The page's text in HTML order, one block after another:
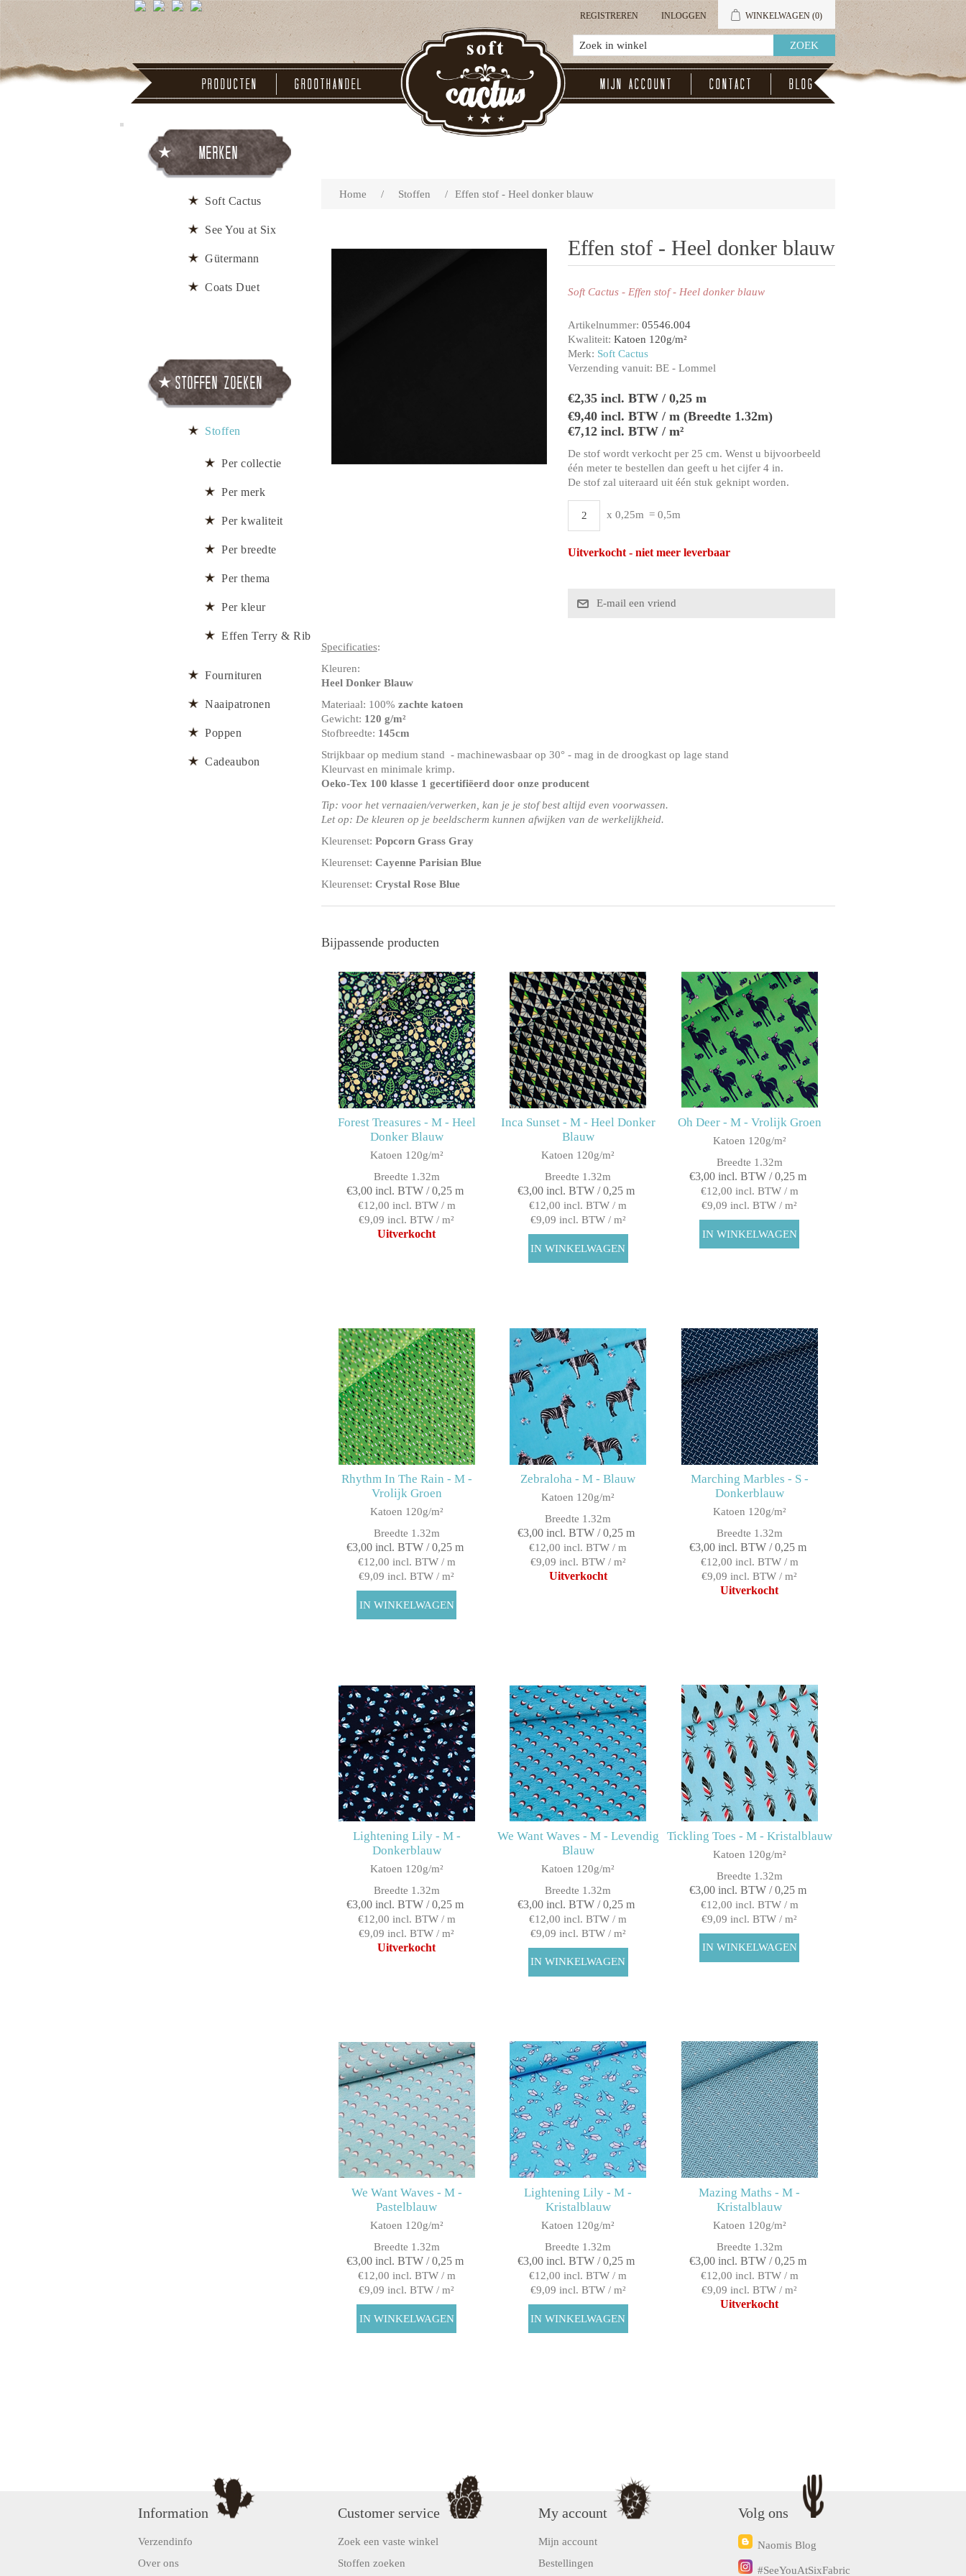
REGISTREREN INLOGGEN WINKELWAGEN (0)
Producten Groothandel Mijn account Contact Blog
Home / Stoffen / Effen stof - Heel donker blauw
Effen stof - Heel donker blauw
Soft Cactus - Effen stof - Heel donker blauw
Artikelnummer: 05546.004
Kwaliteit: Katoen 120g/m²
Merk: Soft Cactus
Verzending vanuit: BE - Lommel
€2,35 incl. BTW / 0,25 m
€9,40 incl. BTW / m (Breedte 1.32m)
€7,12 incl. BTW / m²
De stof wordt verkocht per 25 cm. Wenst u bijvoorbeeld
één meter te bestellen dan geeft u het cijfer 4 in.
De stof zal uiteraard uit één stuk geknipt worden.
x 0,25m = 0,5m
Uitverkocht - niet meer leverbaar
Specificaties:
Kleuren:
Heel Donker Blauw
Materiaal: 100% zachte katoen
Gewicht: 120 g/m²
Stofbreedte: 145cm
Strijkbaar op medium stand - machinewasbaar op 30° - mag in de droogkast op lage stand
Kleurvast en minimale krimp.
Oeko-Tex 100 klasse 1 gecertifiëerd door onze producent
Tip: voor het vernaaien/verwerken, kan je je stof best altijd even voorwassen.
Let op: De kleuren op je beeldscherm kunnen afwijken van de werkelijkheid.
Kleurenset: Popcorn Grass Gray
Kleurenset: Cayenne Parisian Blue
Kleurenset: Crystal Rose Blue
Bijpassende producten
Forest Treasures - M - Heel
Donker Blauw
Katoen 120g/m²
Breedte 1.32m
€3,00 incl. BTW / 0,25 m
€12,00 incl. BTW / m
€9,09 incl. BTW / m²
Uitverkocht
Inca Sunset - M - Heel Donker
Blauw
Katoen 120g/m²
Breedte 1.32m
€3,00 incl. BTW / 0,25 m
€12,00 incl. BTW / m
€9,09 incl. BTW / m²
Oh Deer - M - Vrolijk Groen
Katoen 120g/m²
Breedte 1.32m
€3,00 incl. BTW / 0,25 m
€12,00 incl. BTW / m
€9,09 incl. BTW / m²
Rhythm In The Rain - M -
Vrolijk Groen
Katoen 120g/m²
Breedte 1.32m
€3,00 incl. BTW / 0,25 m
€12,00 incl. BTW / m
€9,09 incl. BTW / m²
Zebraloha - M - Blauw
Katoen 120g/m²
Breedte 1.32m
€3,00 incl. BTW / 0,25 m
€12,00 incl. BTW / m
€9,09 incl. BTW / m²
Uitverkocht
Marching Marbles - S -
Donkerblauw
Katoen 120g/m²
Breedte 1.32m
€3,00 incl. BTW / 0,25 m
€12,00 incl. BTW / m
€9,09 incl. BTW / m²
Uitverkocht
Lightening Lily - M -
Donkerblauw
Katoen 120g/m²
Breedte 1.32m
€3,00 incl. BTW / 0,25 m
€12,00 incl. BTW / m
€9,09 incl. BTW / m²
Uitverkocht
We Want Waves - M - Levendig
Blauw
Katoen 120g/m²
Breedte 1.32m
€3,00 incl. BTW / 0,25 m
€12,00 incl. BTW / m
€9,09 incl. BTW / m²
Tickling Toes - M - Kristalblauw
Katoen 120g/m²
Breedte 1.32m
€3,00 incl. BTW / 0,25 m
€12,00 incl. BTW / m
€9,09 incl. BTW / m²
We Want Waves - M -
Pastelblauw
Katoen 120g/m²
Breedte 1.32m
€3,00 incl. BTW / 0,25 m
€12,00 incl. BTW / m
€9,09 incl. BTW / m²
Lightening Lily - M -
Kristalblauw
Katoen 120g/m²
Breedte 1.32m
€3,00 incl. BTW / 0,25 m
€12,00 incl. BTW / m
€9,09 incl. BTW / m²
Mazing Maths - M -
Kristalblauw
Katoen 120g/m²
Breedte 1.32m
€3,00 incl. BTW / 0,25 m
€12,00 incl. BTW / m
€9,09 incl. BTW / m²
Uitverkocht
Merken
Soft Cactus
See You at Six
Gütermann
Coats Duet
Stoffen zoeken
Stoffen
Per collectie
Per merk
Per kwaliteit
Per breedte
Per thema
Per kleur
Effen Terry & Rib
Fournituren
Naaipatronen
Poppen
Cadeaubon
Information
Verzendinfo
Over ons
Customer service
Zoek een vaste winkel
Stoffen zoeken
My account
Mijn account
Bestellingen
Volg ons
Naomis Blog
#SeeYouAtSixFabric